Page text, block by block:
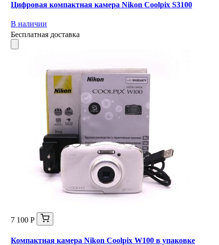
Цифровая компактная камера Nikon Coolpix S3100
В наличии
Бесплатная доставка
7 100 Р
Компактная камера Nikon Coolpix W100 в упаковке